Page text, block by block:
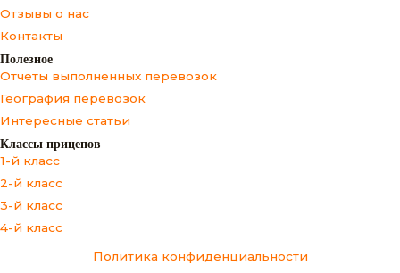
Отзывы о нас
Контакты
Полезное
Отчеты выполненных перевозок
География перевозок
Интересные статьи
Классы прицепов
1-й класс
2-й класс
3-й класс
4-й класс
Политика конфиденциальности